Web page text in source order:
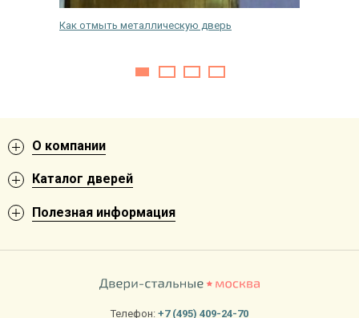
Как отмыть металлическую дверь
О компании
Каталог дверей
Полезная информация
Телефон: +7 (495) 409-24-70